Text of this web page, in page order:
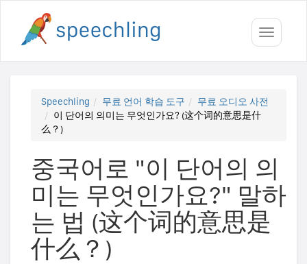
Toggle
Speechling 무료 언어 학습 도구
무료 오디오 사전
이 단어의 의미는 무엇인가요? (这个词的意思是什
么？)
중국어로 "이 단어의 의
미는 무엇인가요?" 말하
는 법 (这个词的意思是
什么？)